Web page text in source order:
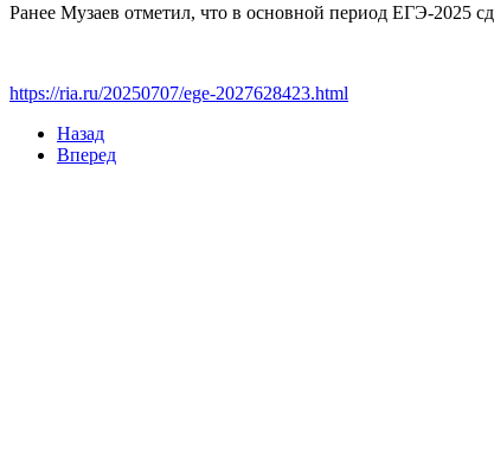
Ранее Музаев отметил, что в основной период ЕГЭ-2025
https://ria.ru/20250707/ege-2027628423.html
Назад
Вперед